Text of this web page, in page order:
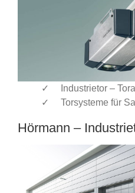
Industrietor –
Torsysteme für
Hörmann –